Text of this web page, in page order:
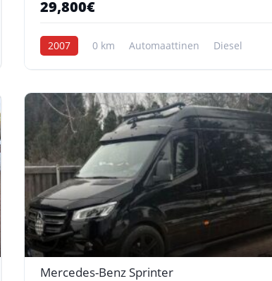
29,800€
2007 0 km Automaattinen Diesel
Mercedes-Benz Sprinter